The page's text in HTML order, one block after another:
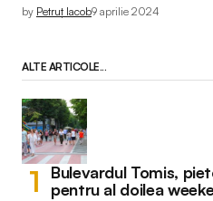
by Petruț Iacob9 aprilie 2024
ALTE ARTICOLE...
Bulevardul Tomis,
pentru al doilea